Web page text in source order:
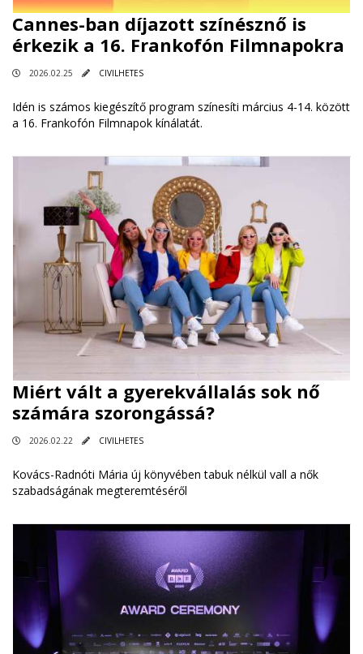
Cannes-ban díjazott színésznő is
érkezik a 16. Frankofón Filmnapokra
2026.02.25 CIVILHETES
Idén is számos kiegészítő program színesíti március 4-14. között
a 16. Frankofón Filmnapok kínálatát.
Miért vált a gyerekvállalás sok nő
számára szorongássá?
2026.02.22 CIVILHETES
Kovács-Radnóti Mária új könyvében tabuk nélkül vall a nők
szabadságának megteremtéséről